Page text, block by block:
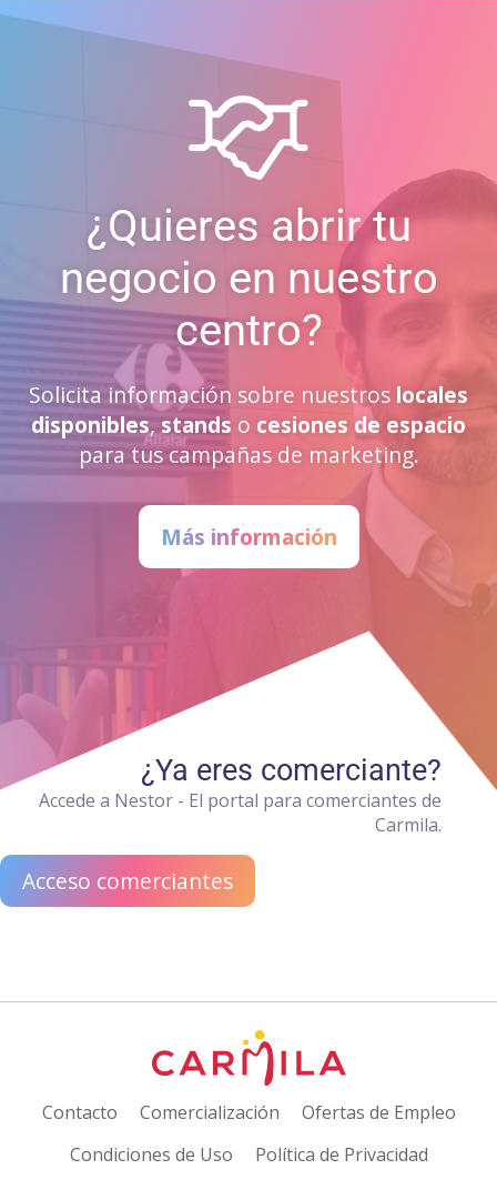
¿Quieres abrir tu
negocio en nuestro
centro?
Solicita información sobre nuestros locales
disponibles, stands o cesiones de espacio
para tus campañas de marketing.
Más información
¿Ya eres comerciante?
Accede a Nestor - El portal para comerciantes de
Carmila.
Acceso comerciantes
Contacto Comercialización
Ofertas de Empleo
Condiciones de Uso
Política de Privacidad